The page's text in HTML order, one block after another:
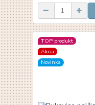
TOP produkt
Akcia
Novinka